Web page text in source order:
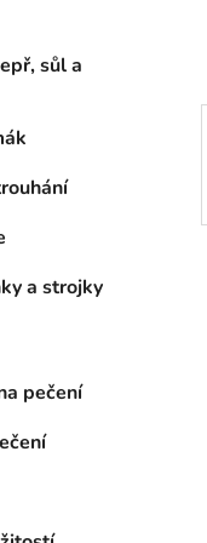
sůl a
a strojky
pečení